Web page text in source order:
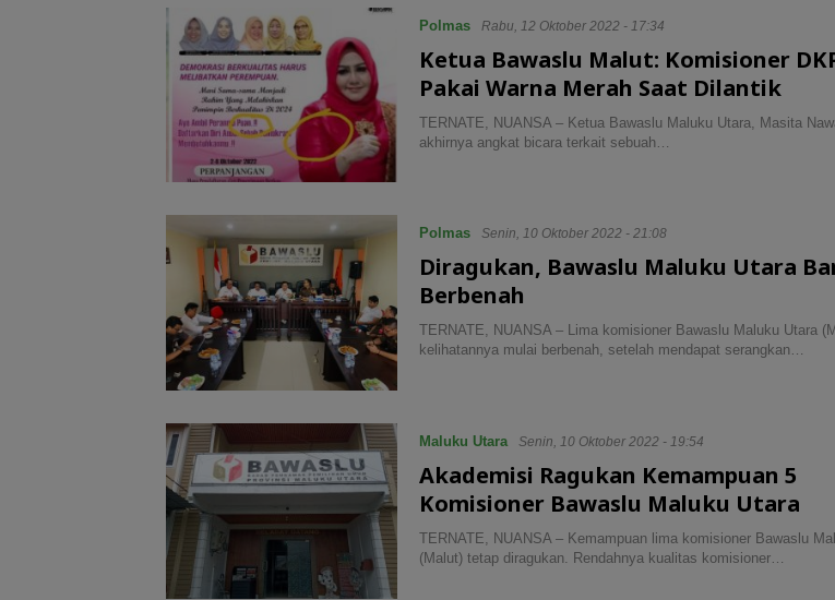
Polmas Rabu, 12 Oktober 2022 - 17:34
Ketua Bawaslu Malut: Komisioner
Pakai Warna Merah Saat Dilantik
TERNATE, NUANSA – Ketua Bawaslu Maluku Utara, Masita
akhirnya angkat bicara terkait sebuah…
Polmas Senin, 10 Oktober 2022 - 21:08
Diragukan, Bawaslu Maluku Utara
Berbenah
TERNATE, NUANSA – Lima komisioner Bawaslu Maluku Utara
kelihatannya mulai berbenah, setelah mendapat serangkan…
Maluku Utara Senin, 10 Oktober 2022 - 19:54
Akademisi Ragukan Kemampuan 5
Komisioner Bawaslu Maluku Utara
TERNATE, NUANSA – Kemampuan lima komisioner Bawaslu
(Malut) tetap diragukan. Rendahnya kualitas komisioner…